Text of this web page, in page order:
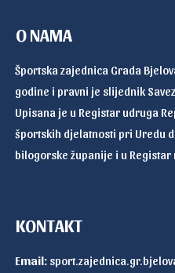
O NAMA
Športska zajednica Grada
godine i pravni je slijednik
Upisana je u Registar udruga
športskih djelatnosti pri Uredu
bilogorske županije i u
KONTAKT
Email: